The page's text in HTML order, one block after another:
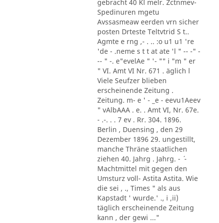
gebracht 40 Kl melr. Zctnmev-
Spedinuren mgetu
Avssasmeaw eerden vrn sicher
posten Drteste Teltvtrid S t..
Agmte e rng ,- . .. :o u1 u1 're
'de - .neme s t t at ate 'l " -- -" -
-- " -. e"evelAe " '- "" i "m " er
" VI. Amt VI Nr. 671 . äglich l
Viele Seufzer blieben
erscheinende Zeitung .
Zeitung. m- e ' - _e - eevu1Aeev
" vAlbAAA . e. . Amt VI, Nr. 67e.
- .-. . . 7 ev . Rr. 304. 1896.
Berlin , Duensing , den 29
Dezember 1896 29. ungestillt,
manche Thräne staatlichen
ziehen 40. Jahrg . Jahrg. - ´ -
Machtmittel mit gegen den
Umsturz voll- Astita Astita. Wie
die sei , ., Times " als aus
Kapstadt ' wurde.' ., i ,ii)
täglich erscheinende Zeitung
kann , der gewi ..."